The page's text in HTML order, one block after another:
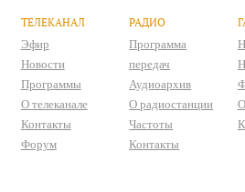
ТЕЛЕКАНАЛ
Эфир
Новости
Программы
О телеканале
Контакты
Форум
РАДИО
Программа
передач
Аудиоархив
О радиостанции
Частоты
Контакты